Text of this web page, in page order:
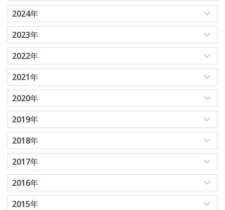
2024年
2023年
2022年
2021年
2020年
2019年
2018年
2017年
2016年
2015年